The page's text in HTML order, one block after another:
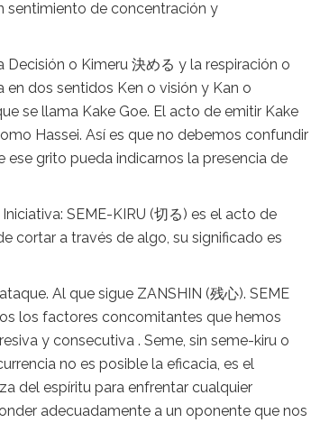
sentimiento de concentración y
o Kimeru 決める y la respiración o
en dos sentidos Ken o visión y Kan o
se llama Kake Goe. El acto de emitir Kake
Hassei. Así es que no debemos confundir
ese grito pueda indicarnos la presencia de
SEME-KIRU (切る) es el acto de
cortar a través de algo, su significado es
Al que sigue ZANSHIN (残心). SEME
los factores concomitantes que hemos
y consecutiva . Seme, sin seme-kiru o
no es posible la eficacia, es el
del espíritu para enfrentar cualquier
adecuadamente a un oponente que nos